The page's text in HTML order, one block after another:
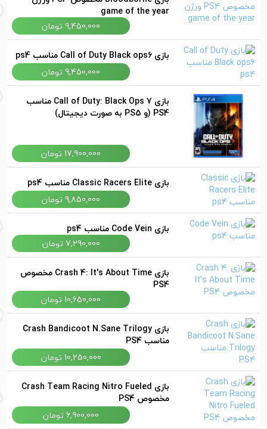
game of the year
9,450,000 تومان
بازی Call of Duty Black ops6 مناسب ps4
9,450,000 تومان
بازی Call of Duty: Black Ops 7 مناسب
PS4 (و PS5 به صورت دیجیتال)
17,900,000 تومان
بازی Classic Racers Elite مناسب ps4
9,850,000 تومان
بازی Code Vein مناسب ps4
7,290,000 تومان
بازی Crash 4: It's About Time مخصوص
PS4
10,650,000 تومان
بازی Crash Bandicoot N.Sane Trilogy
مناسب PS4
10,250,000 تومان
بازی Crash Team Racing Nitro Fueled
مخصوص PS4
6,900,000 تومان